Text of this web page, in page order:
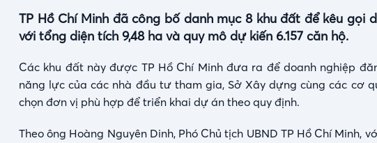
TP Hồ Chí Minh đã công bố danh mục 8 khu đất để kêu
với tổng diện tích 9,48 ha và quy mô dự kiến 6.157 căn hộ.
Các khu đất này được TP Hồ Chí Minh đưa ra để doanh nghiệp
năng lực của các nhà đầu tư tham gia, Sở Xây dựng cùng các cơ
chọn đơn vị phù hợp để triển khai dự án theo quy định.
Theo ông Hoàng Nguyên Dinh, Phó Chủ tịch UBND TP Hồ Chí Minh,